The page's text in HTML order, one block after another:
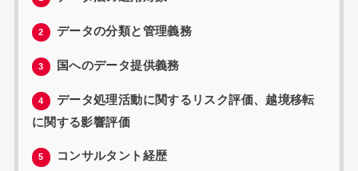
2 データの分類と管理義務
3 国へのデータ提供義務
4
データ処理活動に関するリスク評価、越境移転
に関する影響評価
5 コンサルタント経歴